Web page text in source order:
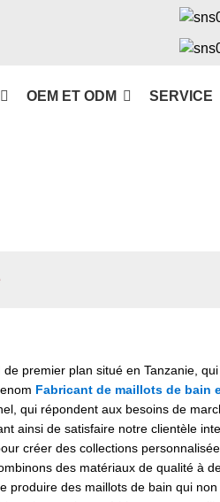
OEM ET ODM SERVICE
premier plan situé en Tanzanie,
Fabricant de maillots de bain
qui répondent aux besoins de
ainsi de satisfaire notre clientèle
créer des collections
des matériaux de qualité à
des maillots de bain qui